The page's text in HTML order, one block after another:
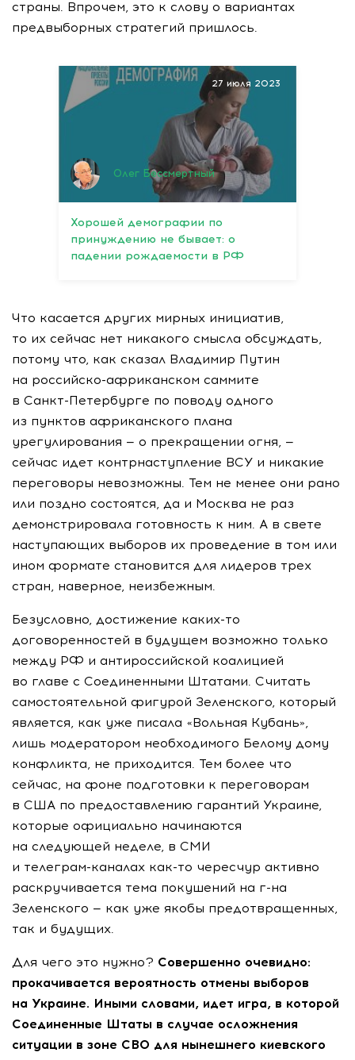
страны. Впрочем, это к слову о вариантах
предвыборных стратегий пришлось.
27 июля 2023
Олег Бессмертный
Хорошей демографии по
принуждению не бывает: о
падении рождаемости в РФ
Что касается других мирных инициатив,
то их сейчас нет никакого смысла обсуждать,
потому что, как сказал Владимир Путин
на российско-африканском саммите
в Санкт-Петербурге по поводу одного
из пунктов африканского плана
урегулирования — о прекращении огня, —
сейчас идет контрнаступление ВСУ и никакие
переговоры невозможны. Тем не менее они рано
или поздно состоятся, да и Москва не раз
демонстрировала готовность к ним. А в свете
наступающих выборов их проведение в том или
ином формате становится для лидеров трех
стран, наверное, неизбежным.
Безусловно, достижение каких-то
договоренностей в будущем возможно только
между РФ и антироссийской коалицией
во главе с Соединенными Штатами. Считать
самостоятельной фигурой Зеленского, который
является, как уже писала «Вольная Кубань»,
лишь модератором необходимого Белому дому
конфликта, не приходится. Тем более что
сейчас, на фоне подготовки к переговорам
в США по предоставлению гарантий Украине,
которые официально начинаются
на следующей неделе, в СМИ
и телеграм-каналах как-то чересчур активно
раскручивается тема покушений на г-на
Зеленского — как уже якобы предотвращенных,
так и будущих.
Для чего это нужно? Совершенно очевидно:
прокачивается вероятность отмены выборов
на Украине. Иными словами, идет игра, в которой
Соединенные Штаты в случае осложнения
ситуации в зоне СВО для нынешнего киевского